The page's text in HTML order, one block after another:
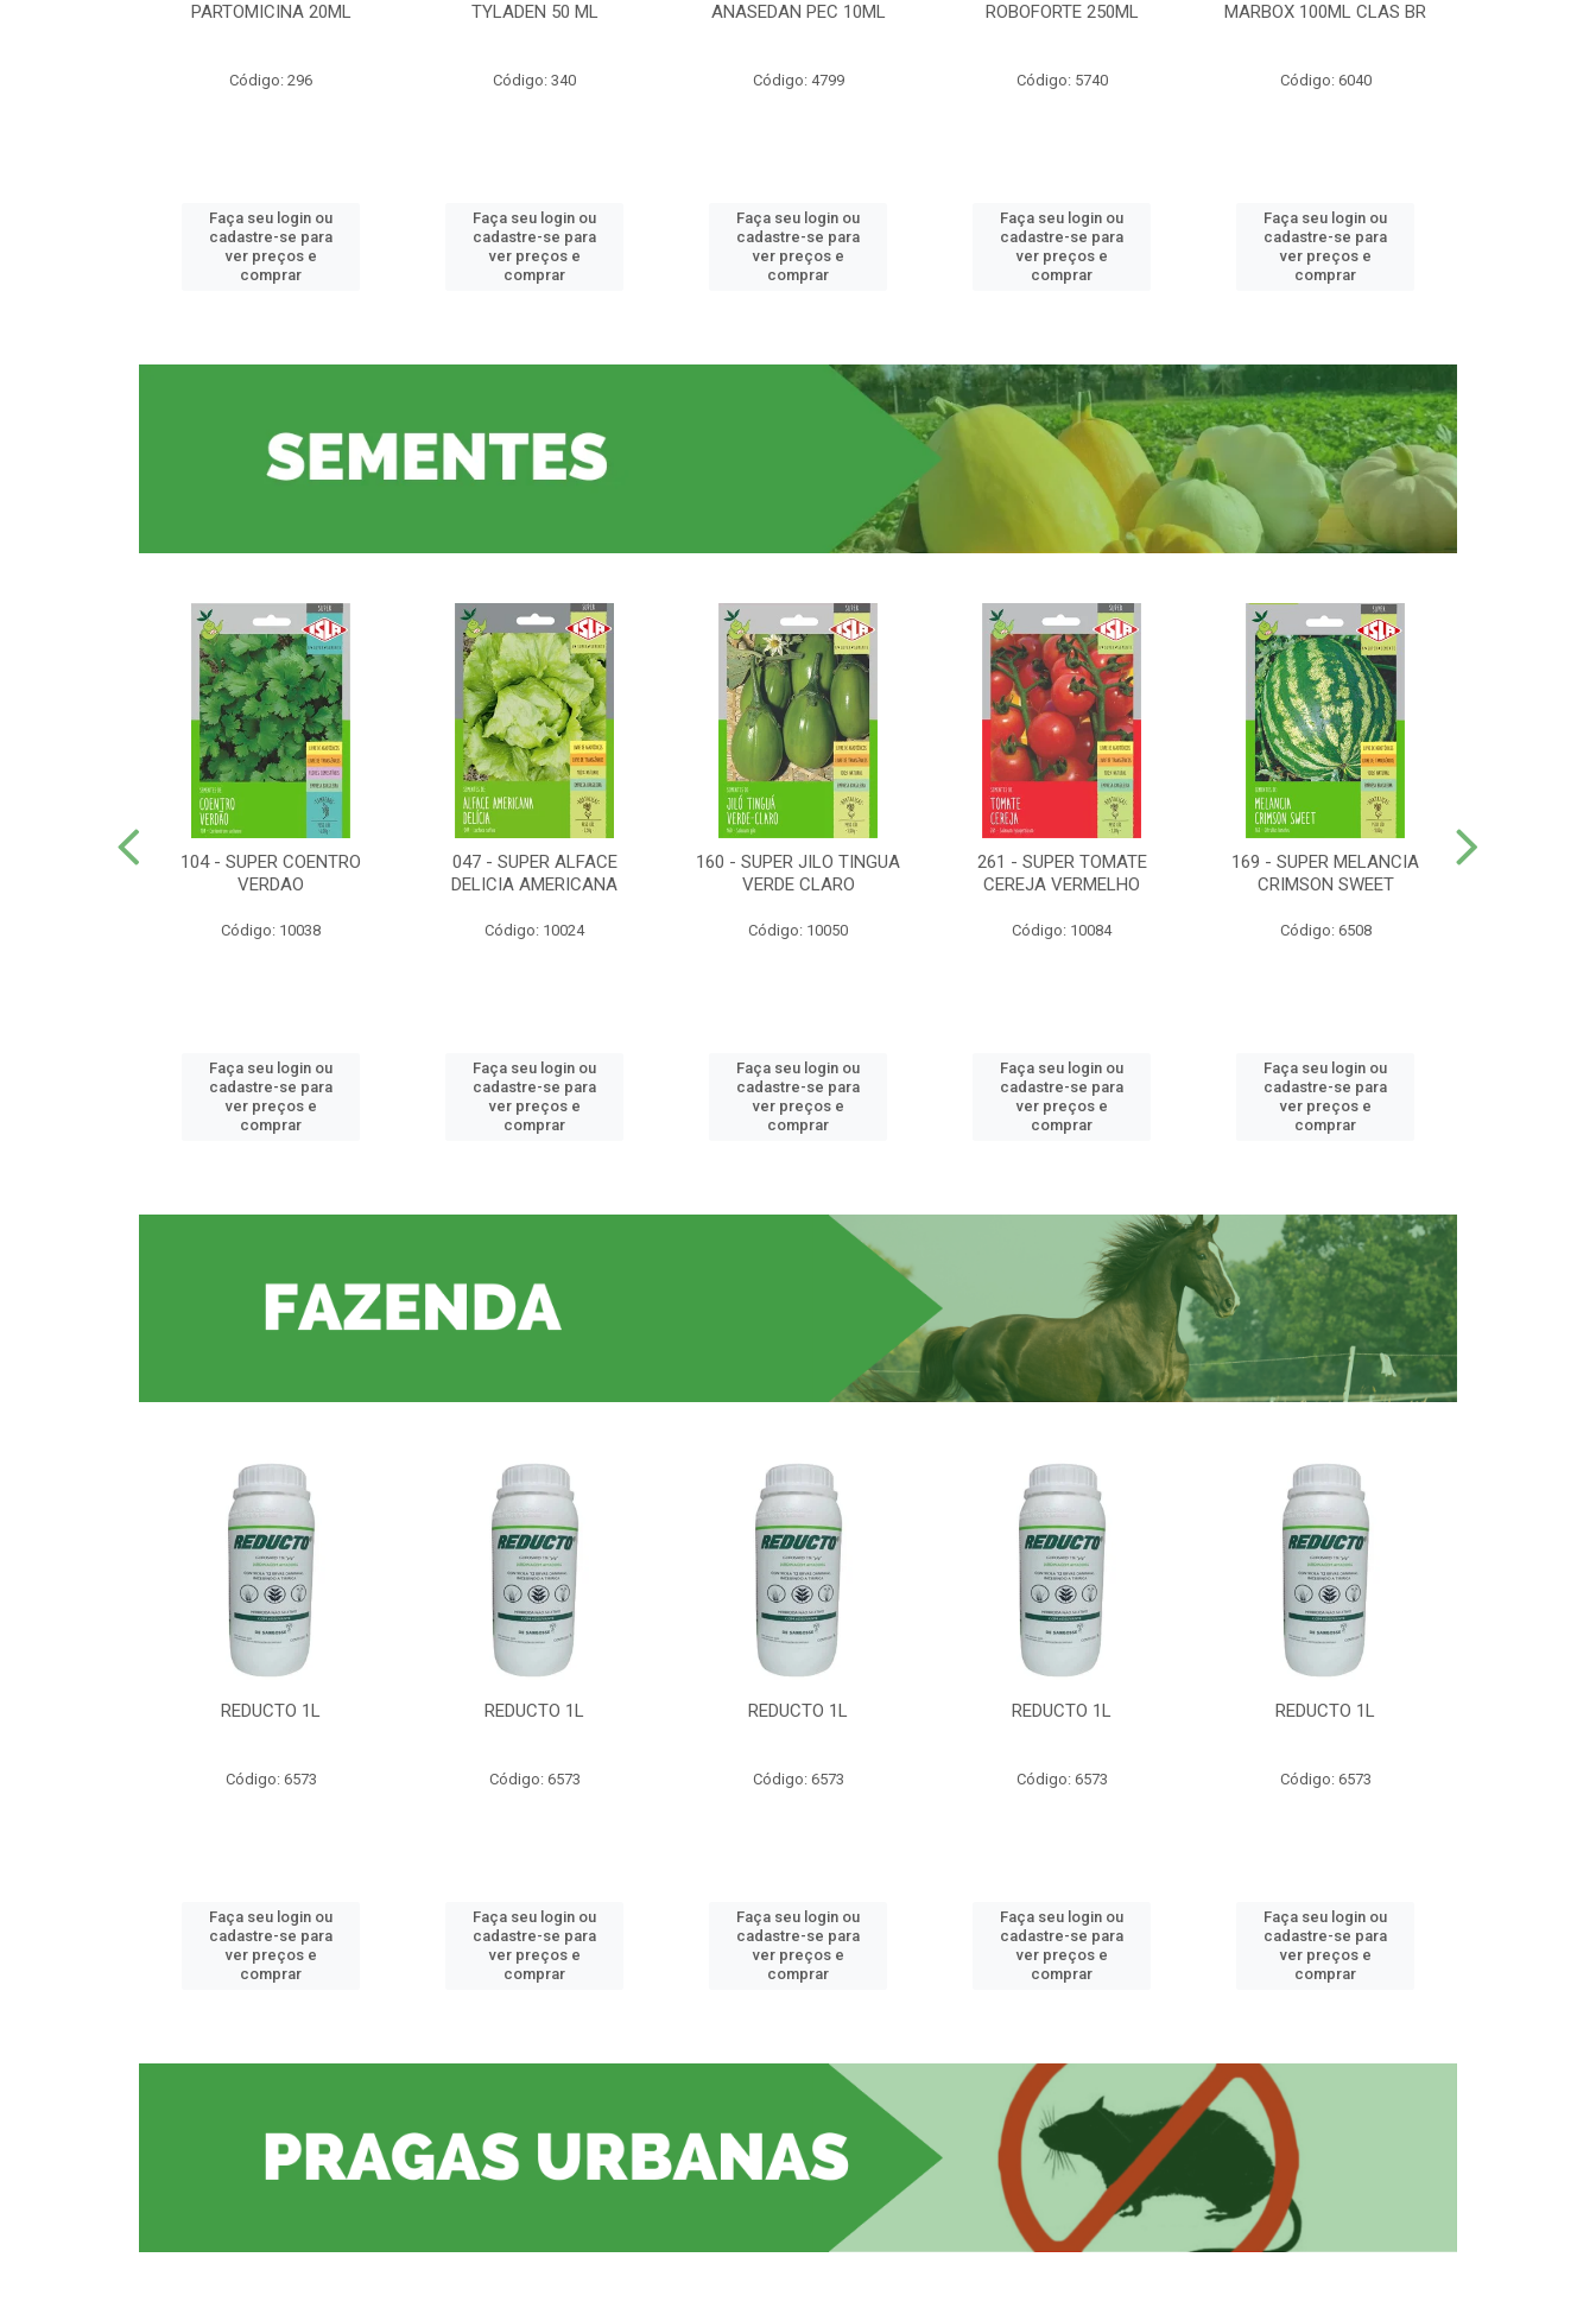
PARTOMICINA 20ML
Código: 296
Faça seu login ou
cadastre-se para
ver preços e
comprar
TYLADEN 50 ML
Código: 340
Faça seu login ou
cadastre-se para
ver preços e
comprar
ANASEDAN PEC 10ML
Código: 4799
Faça seu login ou
cadastre-se para
ver preços e
comprar
ROBOFORTE 250ML
Código: 5740
Faça seu login ou
cadastre-se para
ver preços e
comprar
MARBOX 100ML CLAS BR
Código: 6040
Faça seu login ou
cadastre-se para
ver preços e
comprar
104 - SUPER COENTRO
VERDAO
Código: 10038
Faça seu login ou
cadastre-se para
ver preços e
comprar
047 - SUPER ALFACE
DELICIA AMERICANA
Código: 10024
Faça seu login ou
cadastre-se para
ver preços e
comprar
160 - SUPER JILO TINGUA
VERDE CLARO
Código: 10050
Faça seu login ou
cadastre-se para
ver preços e
comprar
261 - SUPER TOMATE
CEREJA VERMELHO
Código: 10084
Faça seu login ou
cadastre-se para
ver preços e
comprar
169 - SUPER MELANCIA
CRIMSON SWEET
Código: 6508
Faça seu login ou
cadastre-se para
ver preços e
comprar
REDUCTO 1L
Código: 6573
Faça seu login ou
cadastre-se para
ver preços e
comprar
REDUCTO 1L
Código: 6573
Faça seu login ou
cadastre-se para
ver preços e
comprar
REDUCTO 1L
Código: 6573
Faça seu login ou
cadastre-se para
ver preços e
comprar
REDUCTO 1L
Código: 6573
Faça seu login ou
cadastre-se para
ver preços e
comprar
REDUCTO 1L
Código: 6573
Faça seu login ou
cadastre-se para
ver preços e
comprar